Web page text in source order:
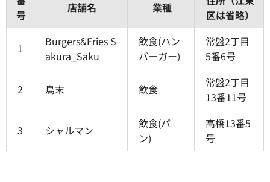
号
店舗名 業種
区は省略）
1
Burgers&Fries S
akura_Saku
飲食(ハン
バーガー)
常盤2丁目
5番6号
2 鳥末 飲食
常盤2丁目
13番11号
3 シャルマン
飲食(パ
ン)
高橋13番5
号